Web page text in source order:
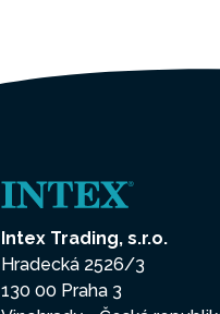
Intex Trading, s.r.o.
Hradecká 2526/3
130 00 Praha 3